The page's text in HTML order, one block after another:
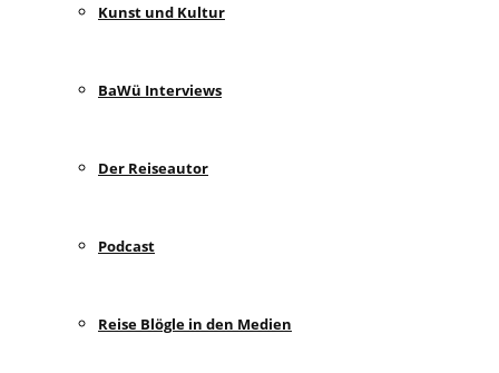
Kunst und Kultur
BaWü Interviews
Der Reiseautor
Podcast
Reise Blögle in den Medien